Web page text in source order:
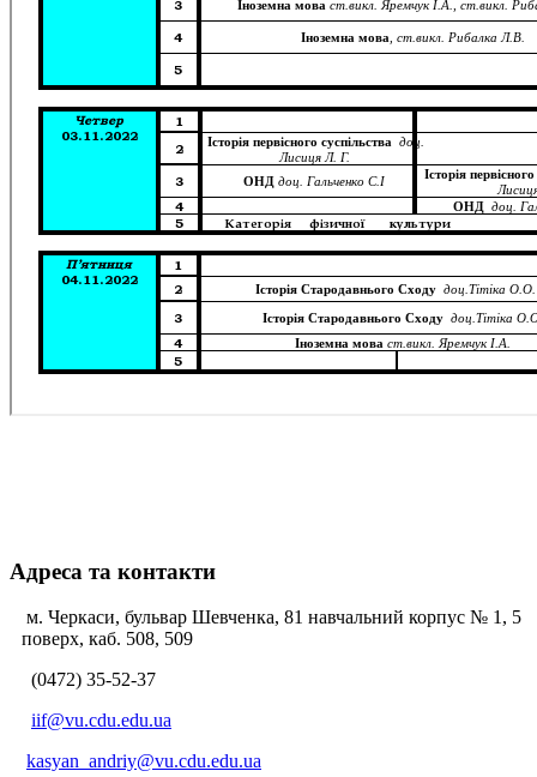
Адреса та контакти
м. Черкаси, бульвар Шевченка, 81 навчальний корпус № 1, 5
поверх, каб. 508, 509
(0472) 35-52-37
iif@vu.cdu.edu.ua
kasyan_andriy@vu.cdu.edu.ua